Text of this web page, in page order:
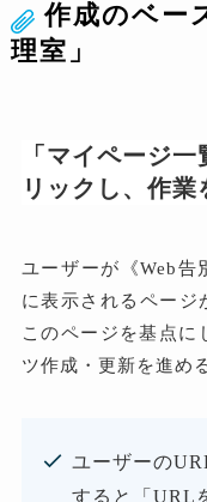
作成のベー
理室」
「マイページ
リックし、作業
ユーザーが《Web告
に表示されるページ
このページを基点に
ツ作成・更新を進め
ユーザーの
すると「URL